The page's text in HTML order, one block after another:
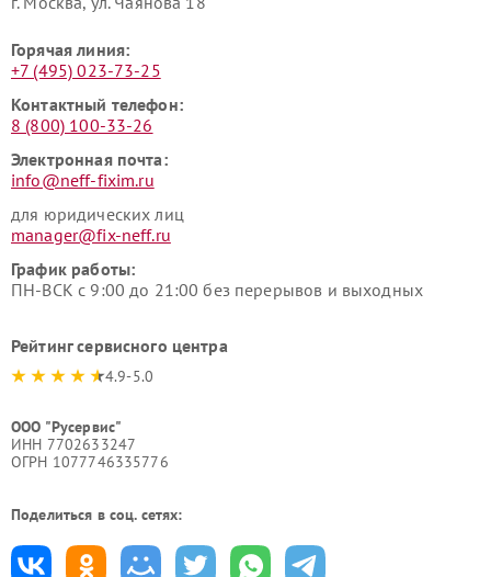
Горячая линия:
+7 (495) 023-73-25
Контактный телефон:
8 (800) 100-33-26
Электронная почта:
info@neff-fixim.ru
для юридических лиц
manager@fix-neff.ru
График работы:
ПН-ВСК с 9:00 до 21:00 без перерывов и выходных
Рейтинг сервисного центра
4.9-5.0
ООО "Русервис"
ИНН 7702633247
ОГРН 1077746335776
Поделиться в соц. сетях: